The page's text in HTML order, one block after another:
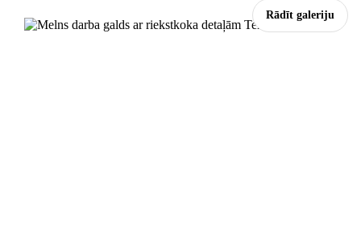
Rādīt galeriju